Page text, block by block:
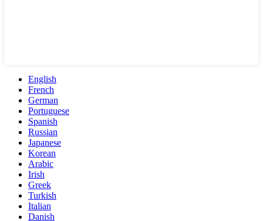
English
French
German
Portuguese
Spanish
Russian
Japanese
Korean
Arabic
Irish
Greek
Turkish
Italian
Danish